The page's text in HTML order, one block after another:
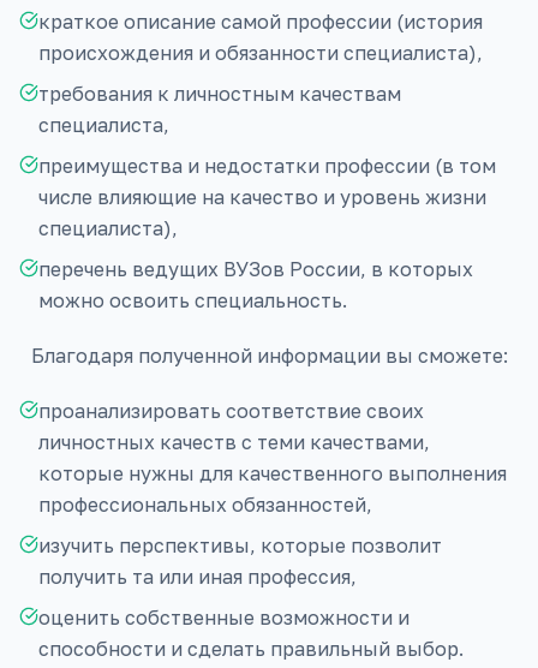
краткое описание самой профессии (история
происхождения и обязанности специалиста),
требования к личностным качествам
специалиста,
преимущества и недостатки профессии (в том
числе влияющие на качество и уровень жизни
специалиста),
перечень ведущих ВУЗов России, в которых
можно освоить специальность.
Благодаря полученной информации вы сможете:
проанализировать соответствие своих
личностных качеств с теми качествами,
которые нужны для качественного выполнения
профессиональных обязанностей,
изучить перспективы, которые позволит
получить та или иная профессия,
оценить собственные возможности и
способности и сделать правильный выбор.